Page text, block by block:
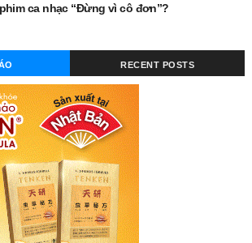
ca nhạc “Đừng vì cô đơn”?
RECENT POSTS